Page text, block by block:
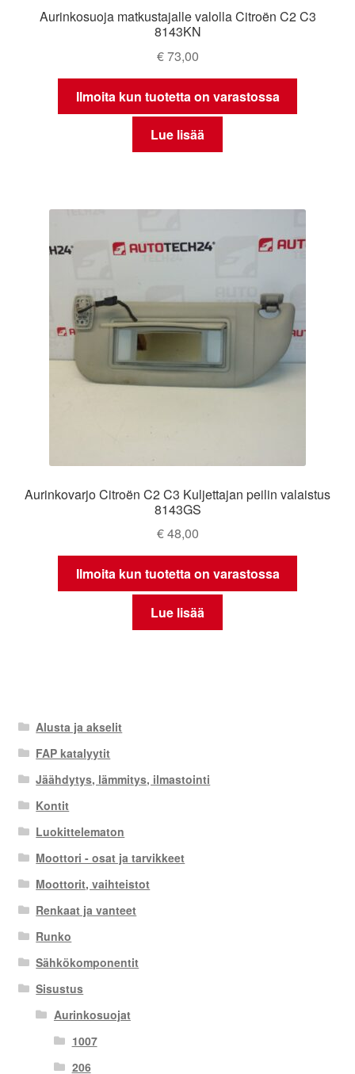
Aurinkosuoja matkustajalle valolla Citroën C2 C3
8143KN
€73,00
Ilmoita kun tuotetta on varastossa
Lue lisää
Aurinkovarjo Citroën C2 C3 Kuljettajan peilin valaistus
8143GS
€48,00
Ilmoita kun tuotetta on varastossa
Lue lisää
Alusta ja akselit
FAP katalyytit
Jäähdytys, lämmitys, ilmastointi
Kontit
Luokittelematon
Moottori - osat ja tarvikkeet
Moottorit, vaihteistot
Renkaat ja vanteet
Runko
Sähkökomponentit
Sisustus
Aurinkosuojat
1007
206